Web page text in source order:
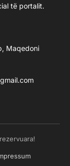
të portalit.
Maqedoni